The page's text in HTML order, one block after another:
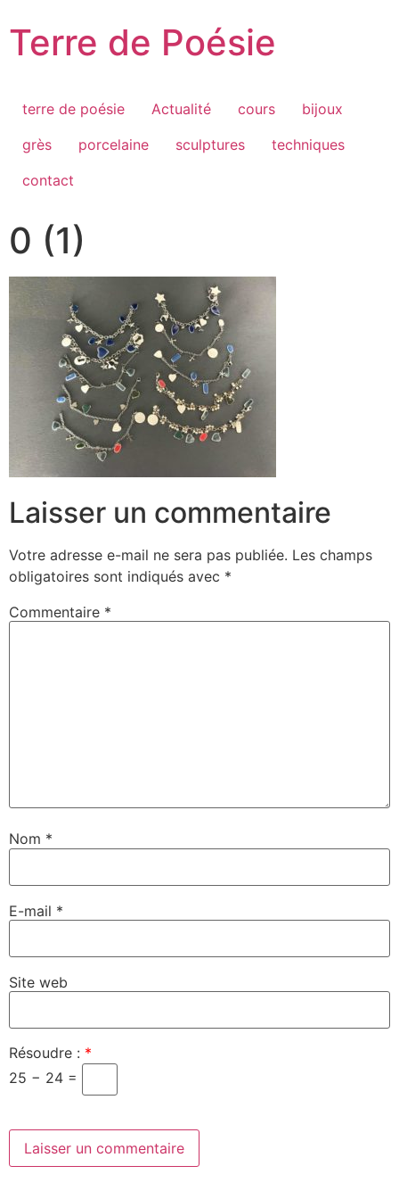
au
contenu
Terre de Poésie
terre de poésie Actualité cours
bijoux
grès
porcelaine sculptures
techniques
contact
0 (1)
Laisser un commentaire
Votre adresse e-mail ne sera pas publiée. Les champs
obligatoires sont indiqués avec *
Commentaire *
Nom *
E-mail *
Site web
Résoudre : *
25 − 24 =